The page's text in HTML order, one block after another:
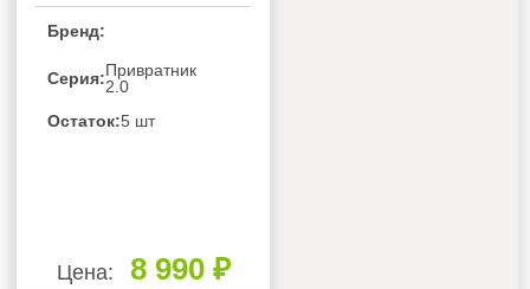
Бренд:
Серия:Привратник
2.0
Остаток:5 шт
Цена: 8 990 ₽